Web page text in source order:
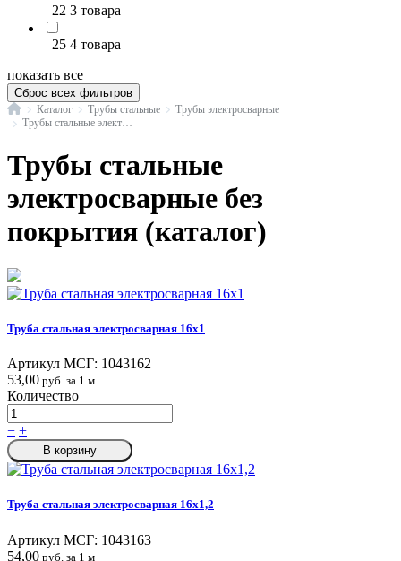
22 3 товара
25 4 товара
показать все
Сброс всех фильтров
ГлавнаяКаталог Трубы стальные
Трубы электросварные
Трубы стальные электросварные без покрытия
Трубы стальные
электросварные без
покрытия (каталог)
Труба стальная электросварная 16x1
Артикул МСГ: 1043162
53,00 руб. за 1 м
Количество
− +
В корзину
Труба стальная электросварная 16x1,2
Артикул МСГ: 1043163
54,00 руб. за 1 м